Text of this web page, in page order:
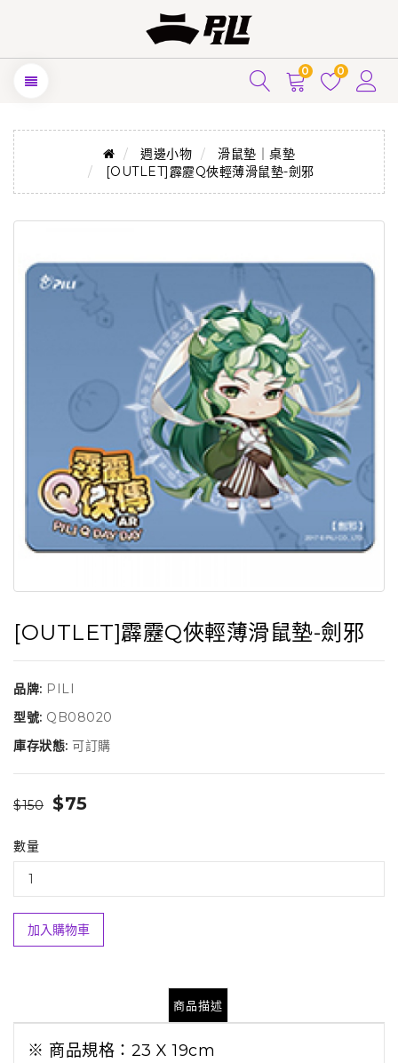
0 0
週邊小物
滑鼠墊｜桌墊
[OUTLET]霹靂Q俠輕薄滑鼠墊-劍邪
[OUTLET]霹靂Q俠輕薄滑鼠墊-劍邪
品牌: PILI
型號: QB08020
庫存狀態: 可訂購
$150 $75
數量
加入購物車
商品描述
※ 商品規格：23 X 19cm